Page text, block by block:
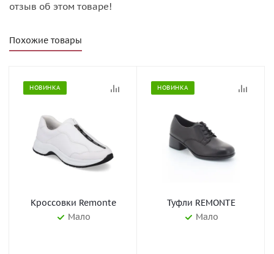
отзыв об этом товаре!
Похожие товары
НОВИНКА
Кроссовки Remonte
Мало
НОВИНКА
Туфли REMONTE
Мало